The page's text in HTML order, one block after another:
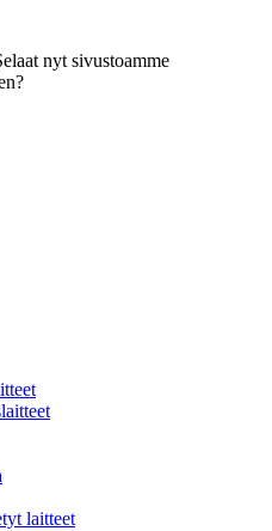
nyt sivustoamme
laitteet